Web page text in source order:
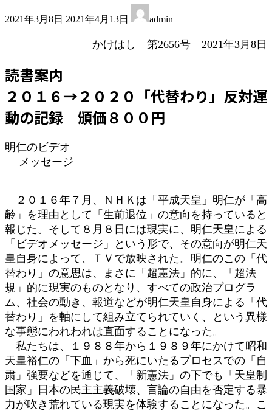
2021年3月8日 終
2021年4月13日 admin
かけはし 第2656号 2021年3月8日
読書案内
２０１６→２０２０「代替わり」反対運
動の記録 頒価８００円
明仁のビデオ
メッセージ
２０１６年７月、ＮＨＫは「平成天皇」明仁が「高
齢」を理由として「生前退位」の意向を持っていると
報じた。そして８月８日には現実に、明仁天皇による
「ビデオメッセージ」という形で、その意向が明仁天
皇自身によって、ＴＶで放映された。明仁のこの「代
替わり」の意思は、まさに「超憲法」的に、「超法
規」的に現実のものとなり、すべての政治プログラ
ム、社会の動き、報道などが明仁天皇自身による「代
替わり」を軸にして組み立てられていく、という異様
な事態にわれわれは直面することになった。
私たちは、１９８８年から１９８９年にかけて昭和
天皇裕仁の「下血」から死にいたるプロセスでの「自
粛」強要などを通じて、「新憲法」の下でも「天皇制
国家」日本の民主主義破壊、言論の自由を否定する暴
力が吹き荒れている現実を体験することになった。こ